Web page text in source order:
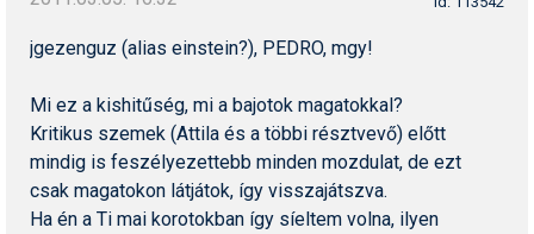
Ingatlan
Interjúk
Játékok
jgezenguz (alias einstein?), PEDRO, mgy!
Mi ez a kishitűség, mi a bajotok magatokkal?
Kritikus szemek (Attila és a többi résztvevő) előtt
mindig is feszélyezettebb minden mozdulat, de ezt
csak magatokon látjátok, így visszajátszva.
Ha én a Ti mai korotokban így síeltem volna, ilyen